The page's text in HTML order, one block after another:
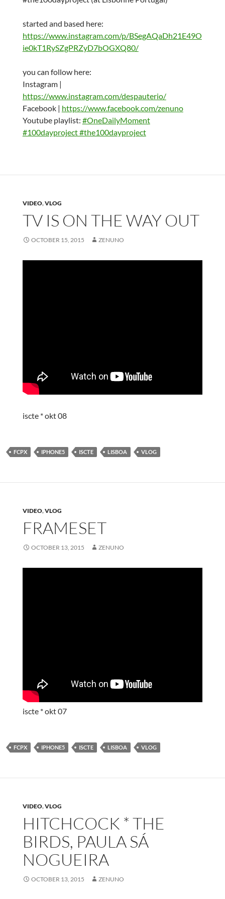
started and based here:
https://www.instagram.com/p/BSegAQaDh21E49O
ie0kT1RySZgPRZyD7bOGXQ80/
you can follow here:
Instagram |
https://www.instagram.com/despauterio/
Facebook | https://www.facebook.com/zenuno
Youtube playlist: #OneDailyMoment
#100dayproject #the100dayproject
VIDEO,VLOG
TV IS ON THE WAY OUT
OCTOBER 15, 2015 ZENUNO
iscte * okt 08
FCPX IPHONE5 ISCTE LISBOA VLOG
VIDEO,VLOG
FRAMESET
OCTOBER 13, 2015 ZENUNO
iscte * okt 07
FCPX IPHONE5 ISCTE LISBOA VLOG
VIDEO,VLOG
HITCHCOCK * THE
BIRDS, PAULA SÁ
NOGUEIRA
OCTOBER 13, 2015 ZENUNO